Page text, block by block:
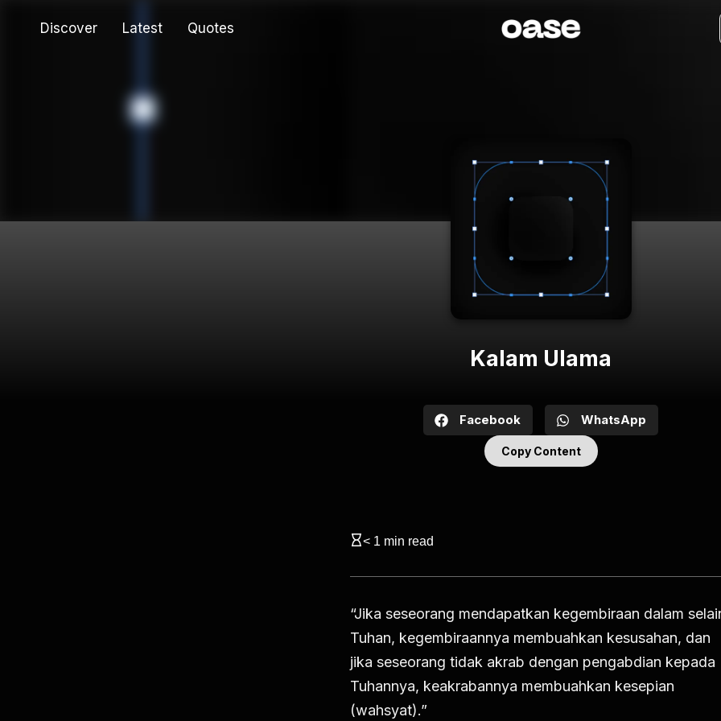
Discover Latest Quotes
Kalam Ulama
Facebook WhatsApp
Copy Content
< 1 min read
“Jika seseorang mendapatkan kegembiraan dalam
Tuhan, kegembiraannya membuahkan kesusahan, dan
jika seseorang tidak akrab dengan pengabdian kepada
Tuhannya, keakrabannya membuahkan kesepian
(wahsyat).”